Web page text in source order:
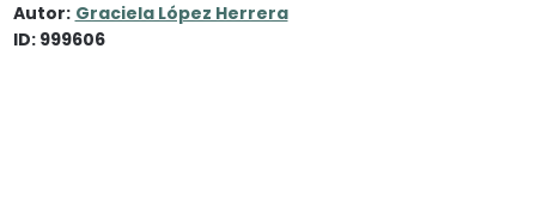
Autor: Graciela López Herrera
ID: 999606